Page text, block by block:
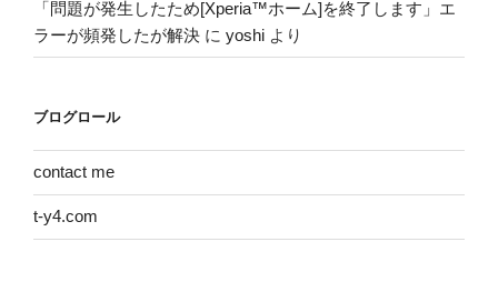
「問題が発生したため[Xperia™ホーム]を終了します」エ
ラーが頻発したが解決 に yoshi より
ブログロール
contact me
t-y4.com